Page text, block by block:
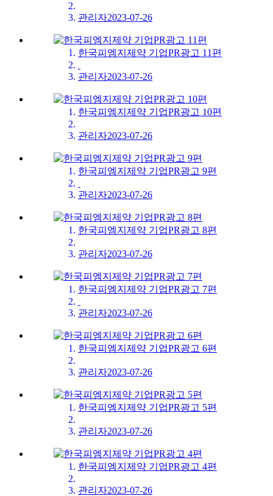
관리자2023-07-26
한국피엠지제약 기업PR광고 11편
관리자2023-07-26
한국피엠지제약 기업PR광고 10편
관리자2023-07-26
한국피엠지제약 기업PR광고 9편
관리자2023-07-26
한국피엠지제약 기업PR광고 8편
관리자2023-07-26
한국피엠지제약 기업PR광고 7편
관리자2023-07-26
한국피엠지제약 기업PR광고 6편
관리자2023-07-26
한국피엠지제약 기업PR광고 5편
관리자2023-07-26
한국피엠지제약 기업PR광고 4편
관리자2023-07-26